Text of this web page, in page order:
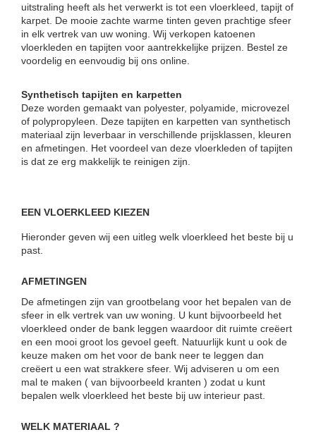
uitstraling heeft als het verwerkt is tot een vloerkleed, tapijt of
karpet. De mooie zachte warme tinten geven prachtige sfeer
in elk vertrek van uw woning. Wij verkopen katoenen
vloerkleden en tapijten voor aantrekkelijke prijzen. Bestel ze
voordelig en eenvoudig bij ons online.
Synthetisch tapijten en karpetten
Deze worden gemaakt van polyester, polyamide, microvezel
of polypropyleen. Deze tapijten en karpetten van synthetisch
materiaal zijn leverbaar in verschillende prijsklassen, kleuren
en afmetingen. Het voordeel van deze vloerkleden of tapijten
is dat ze erg makkelijk te reinigen zijn.
EEN VLOERKLEED KIEZEN
Hieronder geven wij een uitleg welk vloerkleed het beste bij u
past.
AFMETINGEN
De afmetingen zijn van grootbelang voor het bepalen van de
sfeer in elk vertrek van uw woning. U kunt bijvoorbeeld het
vloerkleed onder de bank leggen waardoor dit ruimte creëert
en een mooi groot los gevoel geeft. Natuurlijk kunt u ook de
keuze maken om het voor de bank neer te leggen dan
creëert u een wat strakkere sfeer. Wij adviseren u om een
mal te maken ( van bijvoorbeeld kranten ) zodat u kunt
bepalen welk vloerkleed het beste bij uw interieur past.
WELK MATERIAAL ?